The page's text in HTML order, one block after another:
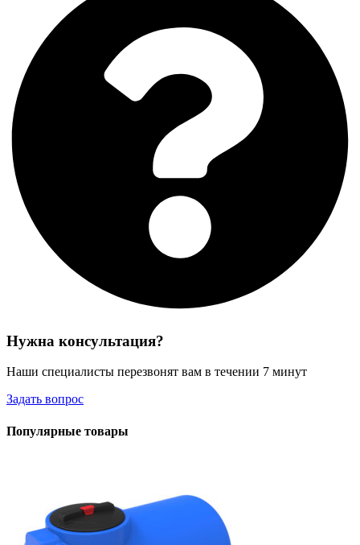
Нужна консультация?
Наши специалисты перезвонят вам в течении 7 минут
Задать вопрос
Популярные товары